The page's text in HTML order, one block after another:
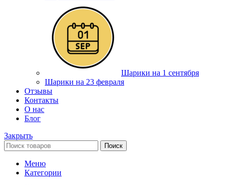
Шарики на 1 сентября
Шарики на 23 февраля
Отзывы
Контакты
О нас
Блог
Закрыть
Поиск
Меню
Категории